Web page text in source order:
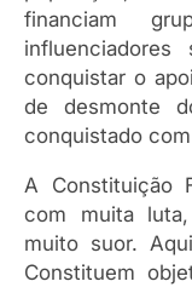
financiam
conquistar o
de desmonte
conquistado
A Constituição
com muita
muito suor.
Constituem